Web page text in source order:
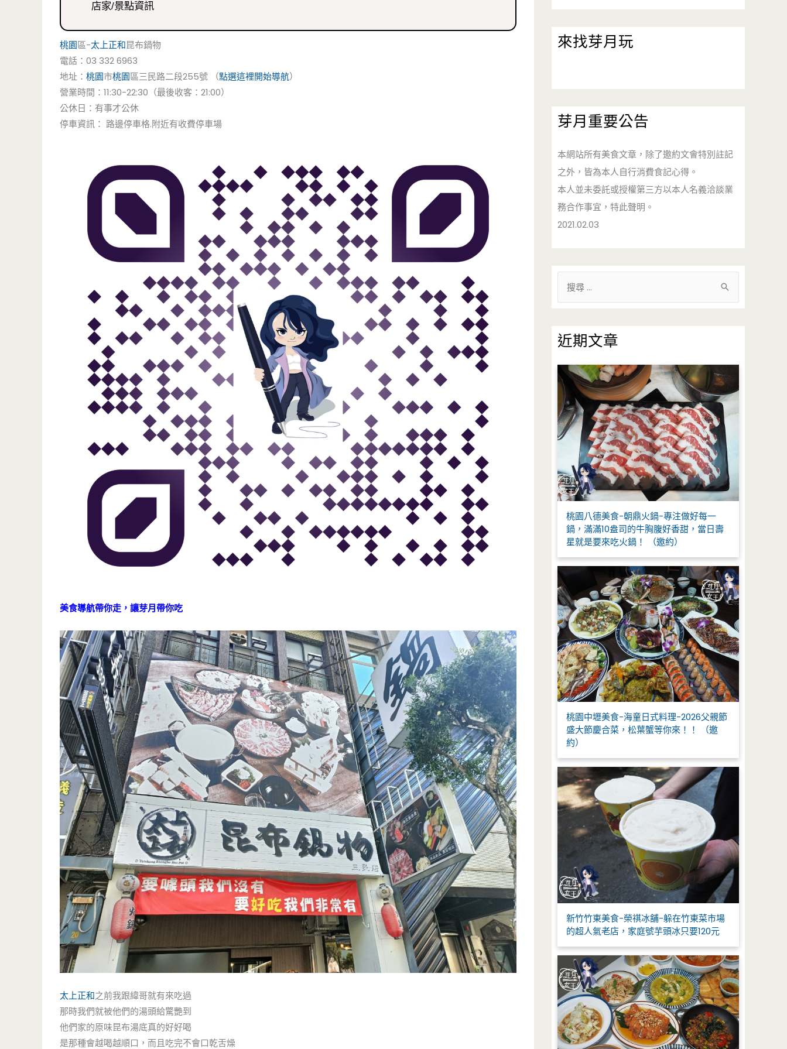
店家/景點資訊
桃園區-太上正和昆布鍋物
電話：03 332 6963
地址： 桃園市桃園區三民路二段255號 （點選這裡開始導航）
營業時間：11:30-22:30（最後收客：21:00）
公休日：有事才公休
停車資訊： 路邊停車格.附近有收費停車場
美食導航帶你走，讓芽月帶你吃
太上正和之前我跟緯哥就有來吃過
那時我們就被他們的湯頭給驚艷到
他們家的原味昆布湯底真的好好喝
是那種會越喝越順口，而且吃完不會口乾舌燥
來找芽月玩
芽月重要公告
本網站所有美食文章，除了邀約文會特別註記
之外，皆為本人自行消費食記心得。
本人並未委託或授權第三方以本人名義洽談業
務合作事宜，特此聲明。
2021.02.03
鍵
字
:
近期文章
桃園八德美食-朝鼎火鍋-專注做好每一
鍋，滿滿10盎司的牛胸腹好香甜，當日壽
星就是要來吃火鍋！ （邀約）
桃園中壢美食-海童日式料理-2026父親節
盛大節慶合菜，松葉蟹等你來！！ （邀
約）
新竹竹東美食-榮祺冰舖-躲在竹東菜市場
的超人氣老店，家庭號芋頭冰只要120元